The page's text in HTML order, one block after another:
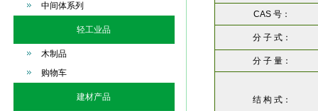
中间体系列
轻工业品
木制品
购物车
建材产品
CAS 号：
分 子 式：
分 子 量：
结 构 式：